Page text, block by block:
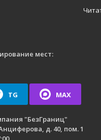
мест:
TG MAX
"БезГраниц"
д. 40, пом. 1